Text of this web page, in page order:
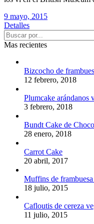
9 mayo, 2015
Detalles
Mas recientes
Bizcocho de
12 febrero, 2018
Plumcake arándanos
3 febrero, 2018
Bundt Cake de
28 enero, 2018
Carrot Cake
20 abril, 2017
Muffins de
18 julio, 2015
Cafloutis de cereza
11 julio, 2015